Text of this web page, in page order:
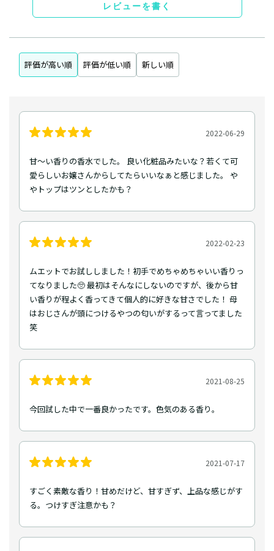
レビューを書く
評価が高い順 評価が低い順 新しい順
2022-06-29
甘〜い香りの香水でした。 良い化粧品みたいな？若くて可
愛らしいお嬢さんからしてたらいいなぁと感じました。 や
やトップはツンとしたかも？
2022-02-23
ムエットでお試ししました！初手でめちゃめちゃいい香りっ
てなりました🥺 最初はそんなにしないのですが、後から甘
い香りが程よく香ってきて個人的に好きな甘さでした！ 母
はおじさんが頭につけるやつの匂いがするって言ってました
笑
2021-08-25
今回試した中で一番良かったです。色気のある香り。
2021-07-17
すごく素敵な香り！甘めだけど、甘すぎず、上品な感じがす
る。つけすぎ注意かも？